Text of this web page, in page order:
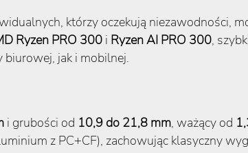
którzy oczekują niezawodności,
Ryzen PRO 300 i Ryzen AI PRO 300,
biurowej, jak i mobilnej.
i grubości od 10,9 do 21,8 mm, ważący od
z PC+CF), zachowując klasyczny